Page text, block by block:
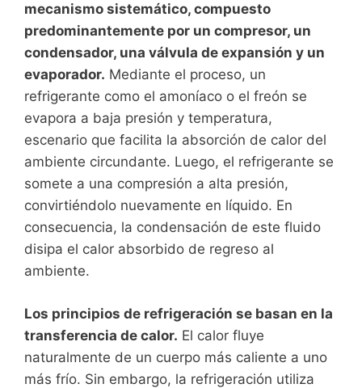
mecanismo sistemático, compuesto
predominantemente por un compresor, un
condensador, una válvula de expansión y un
evaporador. Mediante el proceso, un
refrigerante como el amoníaco o el freón se
evapora a baja presión y temperatura,
escenario que facilita la absorción de calor del
ambiente circundante. Luego, el refrigerante se
somete a una compresión a alta presión,
convirtiéndolo nuevamente en líquido. En
consecuencia, la condensación de este fluido
disipa el calor absorbido de regreso al
ambiente.
Los principios de refrigeración se basan en la
transferencia de calor. El calor fluye
naturalmente de un cuerpo más caliente a uno
más frío. Sin embargo, la refrigeración utiliza